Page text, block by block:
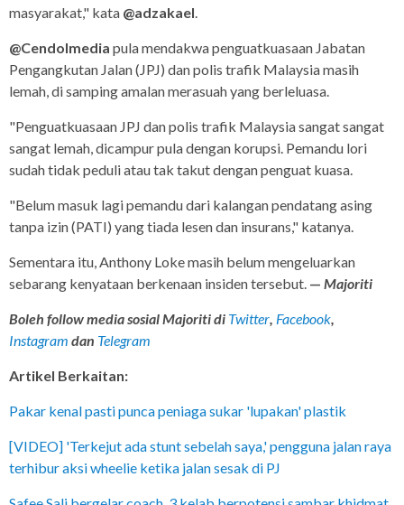
masyarakat," kata @adzakael
@Cendolmedia pula mendakwa penguatkuasaan Jabatan
Pengangkutan Jalan (JPJ) dan polis trafik Malaysia masih
lemah, di samping amalan merasuah yang berleluasa.
"Penguatkuasaan JPJ dan polis trafik Malaysia sangat sangat
sangat lemah, dicampur pula dengan korupsi. Pemandu lori
sudah tidak peduli atau tak takut dengan penguat kuasa.
"Belum masuk lagi pemandu dari kalangan pendatang asing
tanpa izin (PATI) yang tiada lesen dan insurans," katanya.
Sementara itu, Anthony Loke masih belum mengeluarkan
sebarang kenyataan berkenaan insiden tersebut. — Majoriti
Boleh follow media sosial Majoriti di Twitter Facebook
Instagram dan Telegram
Artikel Berkaitan:
Pakar kenal pasti punca peniaga sukar 'lupakan' plastik
[VIDEO] 'Terkejut ada stunt sebelah saya,' pengguna jalan raya
terhibur aksi wheelie ketika jalan sesak di PJ